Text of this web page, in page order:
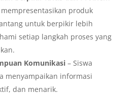
produk
untuk berpikir lebih
setiap langkah proses yang
Komunikasi– Siswa
menyampaikan informasi
dan menarik.